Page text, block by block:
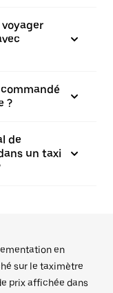
?
de
un taxi
en
sur le taximètre
prix affichée dans